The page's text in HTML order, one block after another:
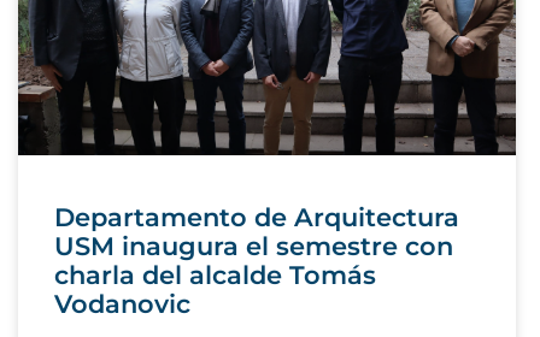
Departamento de Arquitectura
USM inaugura el semestre con
charla del alcalde Tomás
Vodanovic